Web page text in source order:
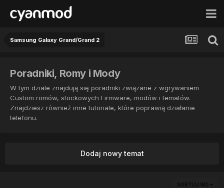
Samsung Galaxy Grand/Grand 2
Poradniki, Romy i Mody
W tym dziale znajdują się poradniki związane z wgrywaniem
Custom romów, stockowych Firmware, modów i tematów.
Znajdziesz również inne tutoriale, które poprawią działanie
telefonu.
Dodaj nowy temat
SORTUJ WG